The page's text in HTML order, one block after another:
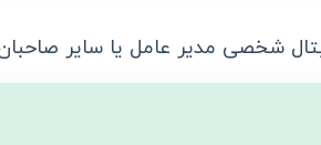
شخصی مدیر عامل یا سایر